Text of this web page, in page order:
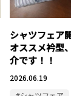
シャツフェア
オススメ衿型
介です！！
2026.06.19